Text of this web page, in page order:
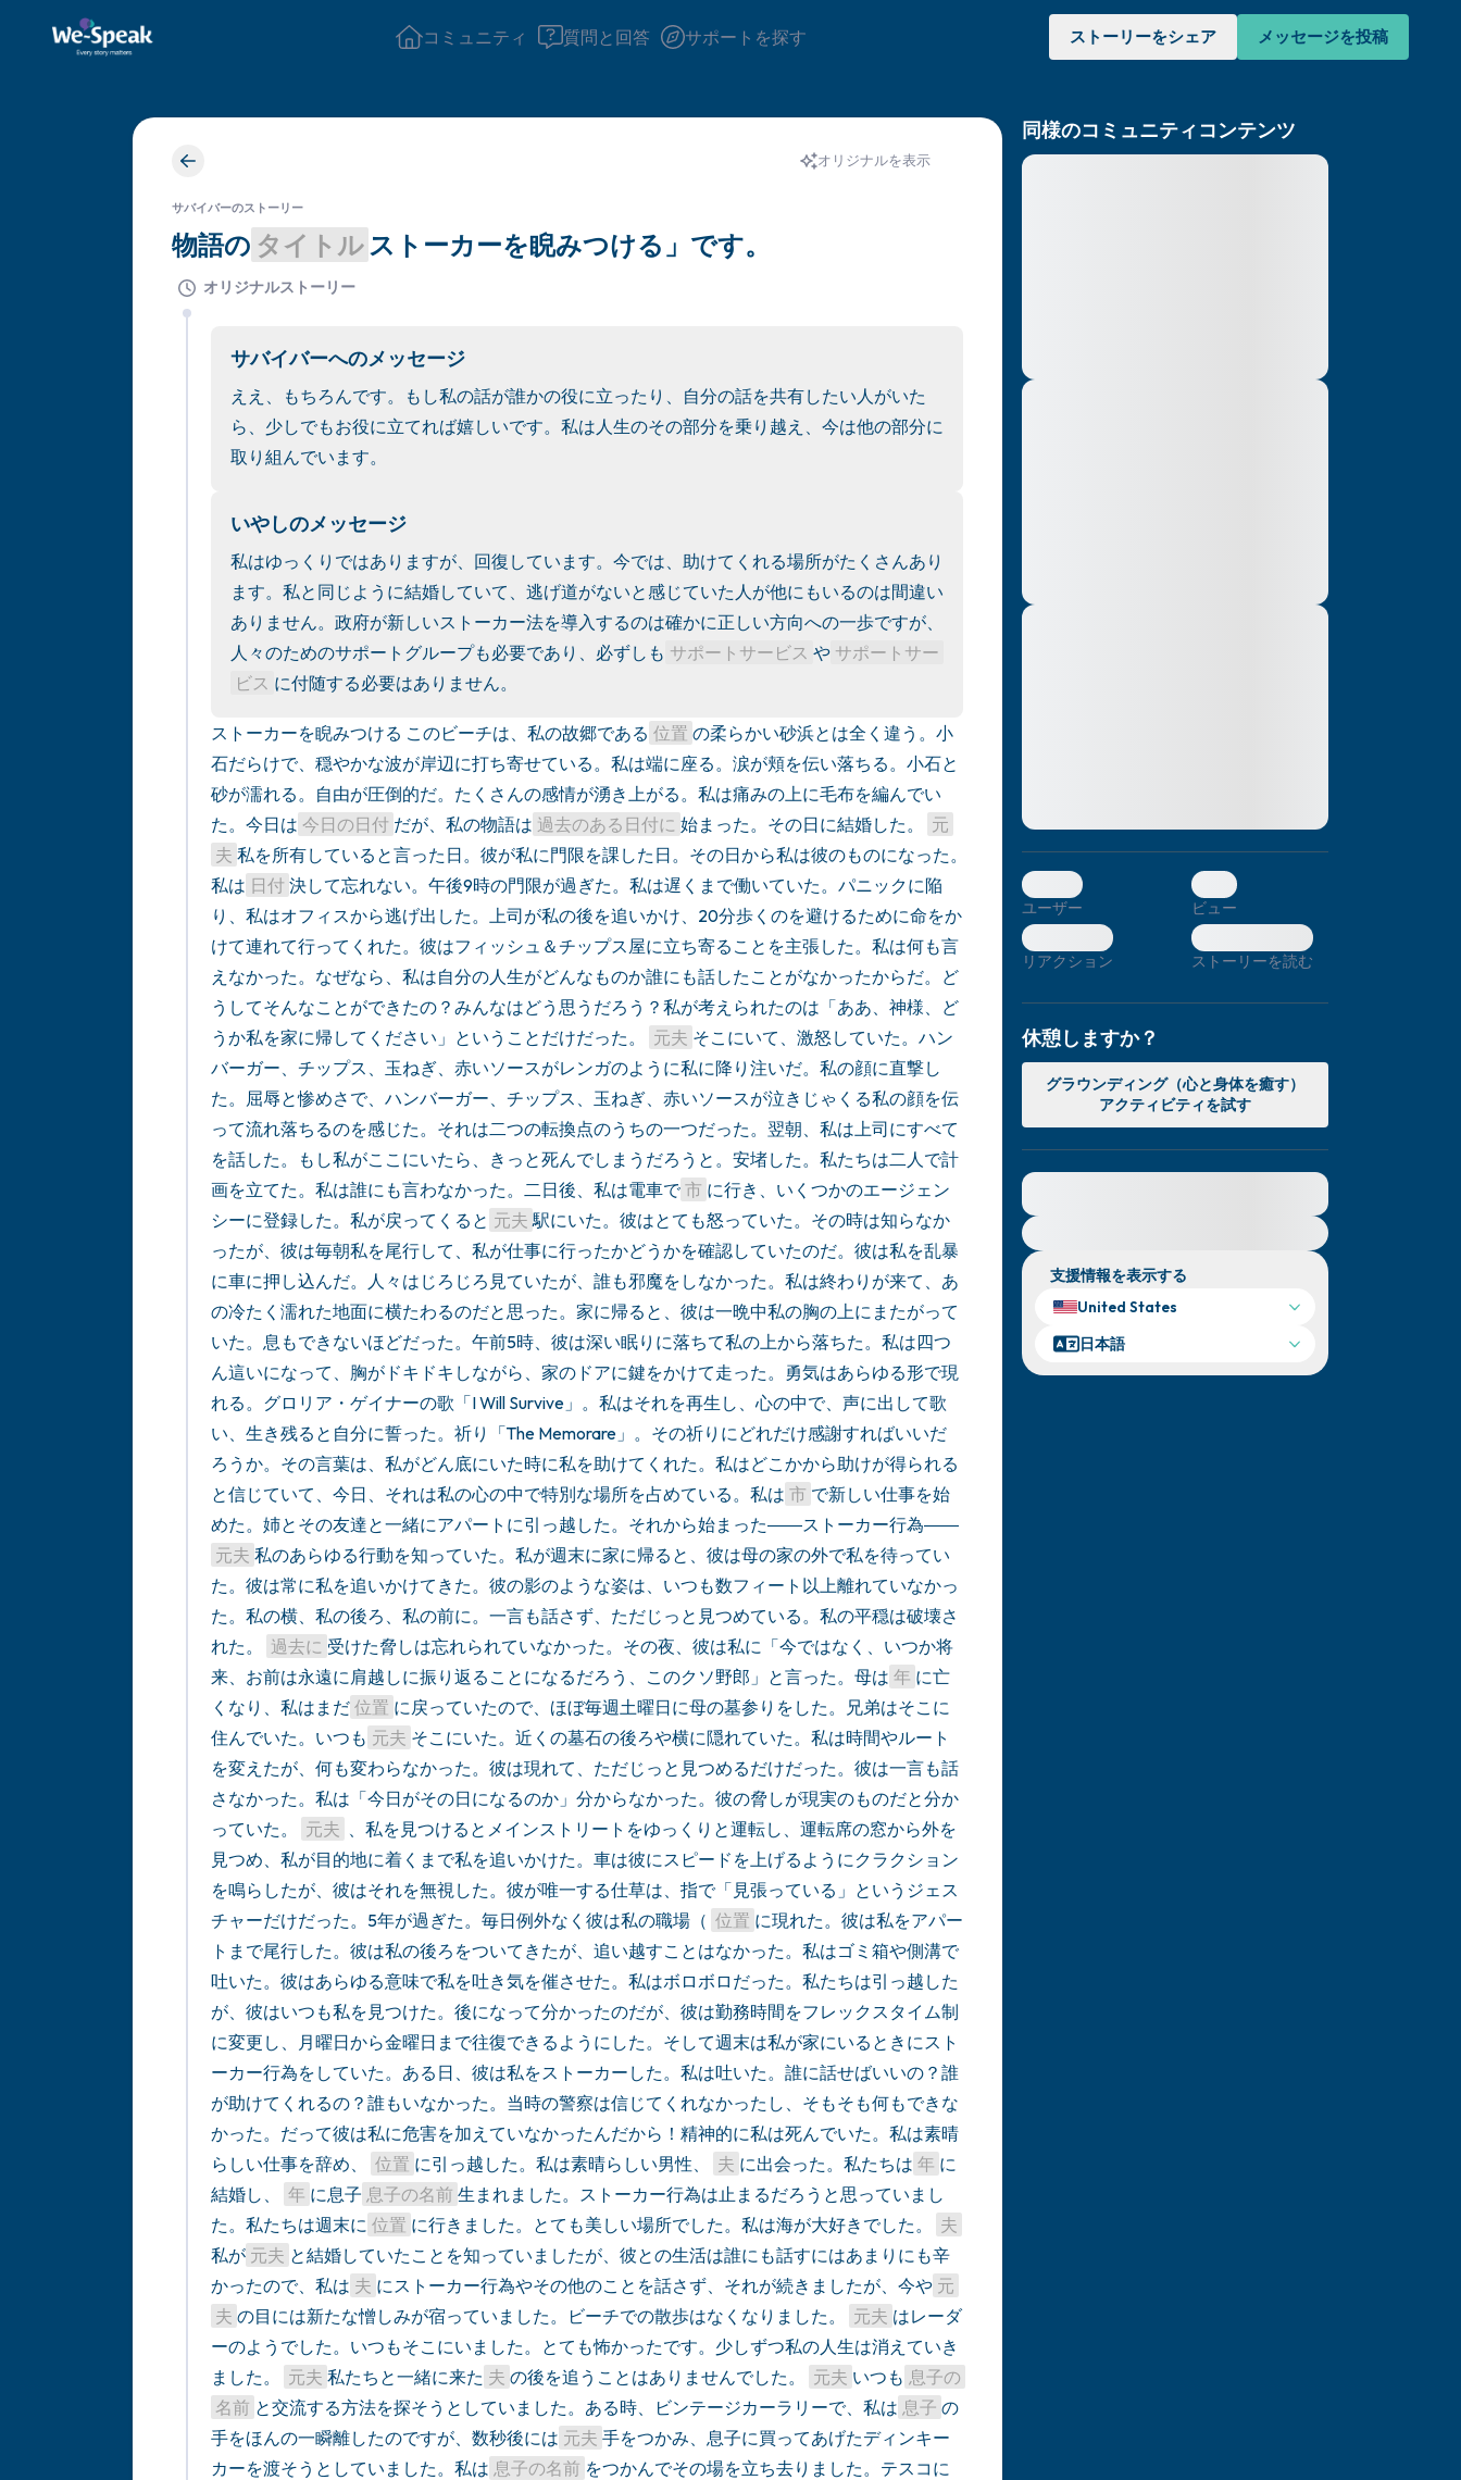
コミュニティ 質問と回答 サポートを探す ストーリーをシェア メッセージを投稿
オリジナルを表示
サバイバーのストーリー
物語の タイトルストーカーを睨みつける」です。
オリジナルストーリー
サバイバーへのメッセージ
ええ、もちろんです。もし私の話が誰かの役に立ったり、自分の話を共有したい人がいた
ら、少しでもお役に立てれば嬉しいです。私は人生のその部分を乗り越え、今は他の部分に
取り組んでいます。
いやしのメッセージ
私はゆっくりではありますが、回復しています。今では、助けてくれる場所がたくさんあり
ます。私と同じように結婚していて、逃げ道がないと感じていた人が他にもいるのは間違い
ありません。政府が新しいストーカー法を導入するのは確かに正しい方向への一歩ですが、
人々のためのサポートグループも必要であり、必ずしも サポートサービス や サポートサー
ビス に付随する必要はありません。
ストーカーを睨みつける このビーチは、私の故郷である 位置 の柔らかい砂浜とは全く違う。小
石だらけで、穏やかな波が岸辺に打ち寄せている。私は端に座る。涙が頬を伝い落ちる。小石と
砂が濡れる。自由が圧倒的だ。たくさんの感情が湧き上がる。私は痛みの上に毛布を編んでい
た。今日は 今日の日付 だが、私の物語は 過去のある日付に 始まった。その日に結婚した。
元
夫 私を所有していると言った日。彼が私に門限を課した日。その日から私は彼のものになった。
私は 日付 決して忘れない。午後9時の門限が過ぎた。私は遅くまで働いていた。パニックに陥
り、私はオフィスから逃げ出した。上司が私の後を追いかけ、20分歩くのを避けるために命をか
けて連れて行ってくれた。彼はフィッシュ＆チップス屋に立ち寄ることを主張した。私は何も言
えなかった。なぜなら、私は自分の人生がどんなものか誰にも話したことがなかったからだ。ど
うしてそんなことができたの？みんなはどう思うだろう？私が考えられたのは「ああ、神様、ど
うか私を家に帰してください」ということだけだった。
元夫 そこにいて、激怒していた。ハン
バーガー、チップス、玉ねぎ、赤いソースがレンガのように私に降り注いだ。私の顔に直撃し
た。屈辱と惨めさで、ハンバーガー、チップス、玉ねぎ、赤いソースが泣きじゃくる私の顔を伝
って流れ落ちるのを感じた。それは二つの転換点のうちの一つだった。翌朝、私は上司にすべて
を話した。もし私がここにいたら、きっと死んでしまうだろうと。安堵した。私たちは二人で計
画を立てた。私は誰にも言わなかった。二日後、私は電車で 市 に行き、いくつかのエージェン
シーに登録した。私が戻ってくると 元夫 駅にいた。彼はとても怒っていた。その時は知らなか
ったが、彼は毎朝私を尾行して、私が仕事に行ったかどうかを確認していたのだ。彼は私を乱暴
に車に押し込んだ。人々はじろじろ見ていたが、誰も邪魔をしなかった。私は終わりが来て、あ
の冷たく濡れた地面に横たわるのだと思った。家に帰ると、彼は一晩中私の胸の上にまたがって
いた。息もできないほどだった。午前5時、彼は深い眠りに落ちて私の上から落ちた。私は四つ
ん這いになって、胸がドキドキしながら、家のドアに鍵をかけて走った。勇気はあらゆる形で現
れる。グロリア・ゲイナーの歌「I Will Survive」。私はそれを再生し、心の中で、声に出して歌
い、生き残ると自分に誓った。祈り「The Memorare」。その祈りにどれだけ感謝すればいいだ
ろうか。その言葉は、私がどん底にいた時に私を助けてくれた。私はどこかから助けが得られる
と信じていて、今日、それは私の心の中で特別な場所を占めている。私は 市 で新しい仕事を始
元夫 私のあらゆる行動を知っていた。私が週末に家に帰ると、彼は母の家の外で私を待ってい
た。彼は常に私を追いかけてきた。彼の影のような姿は、いつも数フィート以上離れていなかっ
た。私の横、私の後ろ、私の前に。一言も話さず、ただじっと見つめている。私の平穏は破壊さ
れた。
過去に 受けた脅しは忘れられていなかった。その夜、彼は私に「今ではなく、いつか将
来、お前は永遠に肩越しに振り返ることになるだろう、このクソ野郎」と言った。母は 年 に亡
くなり、私はまだ 位置 に戻っていたので、ほぼ毎週土曜日に母の墓参りをした。兄弟はそこに
住んでいた。いつも 元夫 そこにいた。近くの墓石の後ろや横に隠れていた。私は時間やルート
を変えたが、何も変わらなかった。彼は現れて、ただじっと見つめるだけだった。彼は一言も話
さなかった。私は「今日がその日になるのか」分からなかった。彼の脅しが現実のものだと分か
っていた。
元夫 、私を見つけるとメインストリートをゆっくりと運転し、運転席の窓から外を
見つめ、私が目的地に着くまで私を追いかけた。車は彼にスピードを上げるようにクラクション
を鳴らしたが、彼はそれを無視した。彼が唯一する仕草は、指で「見張っている」というジェス
チャーだけだった。5年が過ぎた。毎日例外なく彼は私の職場（ 位置 に現れた。彼は私をアパー
トまで尾行した。彼は私の後ろをついてきたが、追い越すことはなかった。私はゴミ箱や側溝で
吐いた。彼はあらゆる意味で私を吐き気を催させた。私はボロボロだった。私たちは引っ越した
が、彼はいつも私を見つけた。後になって分かったのだが、彼は勤務時間をフレックスタイム制
に変更し、月曜日から金曜日まで往復できるようにした。そして週末は私が家にいるときにスト
ーカー行為をしていた。ある日、彼は私をストーカーした。私は吐いた。誰に話せばいいの？誰
が助けてくれるの？誰もいなかった。当時の警察は信じてくれなかったし、そもそも何もできな
かった。だって彼は私に危害を加えていなかったんだから！精神的に私は死んでいた。私は素晴
らしい仕事を辞め、
位置 に引っ越した。私は素晴らしい男性、 夫 に出会った。私たちは 年 に
結婚し、
年 に息子 息子の名前 生まれました。ストーカー行為は止まるだろうと思っていまし
た。私たちは週末に 位置 に行きました。とても美しい場所でした。私は海が大好きでした。
夫
私が 元夫 と結婚していたことを知っていましたが、彼との生活は誰にも話すにはあまりにも辛
かったので、私は 夫 にストーカー行為やその他のことを話さず、それが続きましたが、今や 元
夫 の目には新たな憎しみが宿っていました。ビーチでの散歩はなくなりました。 元夫 はレーダ
ーのようでした。いつもそこにいました。とても怖かったです。少しずつ私の人生は消えていき
ました。
元夫 私たちと一緒に来た 夫 の後を追うことはありませんでした。 元夫 いつも 息子の
名前 と交流する方法を探そうとしていました。ある時、ビンテージカーラリーで、私は 息子 の
手をほんの一瞬離したのですが、数秒後には 元夫 手をつかみ、息子に買ってあげたディンキー
カーを渡そうとしていました。私は 息子の名前 をつかんでその場を立ち去りました。テスコに
同様のコミュニティコンテンツ
Lorem ipsum dolor sit amet, consectetuer
aliquet nec, vulputate
Lorem ipsum dolor sit amet, consectetuer
aliquet nec, vulputate
Lorem ipsum dolor sit amet, consectetuer
aliquet nec, vulputate
0
ユーザー
0
ビュー
0
リアクション
0
ストーリーを読む
休憩しますか？
グラウンディング（心と身体を癒す）
アクティビティを試す
支援情報を表示する
United States
日本語
座り心地の良い場所を見つけてください。目を軽く閉じて、深呼吸を数
見えるもの5つ（部屋の中と窓の外を見ることができます）
匂いを嗅ぐもの2つ
自分の好きなところ1つ。